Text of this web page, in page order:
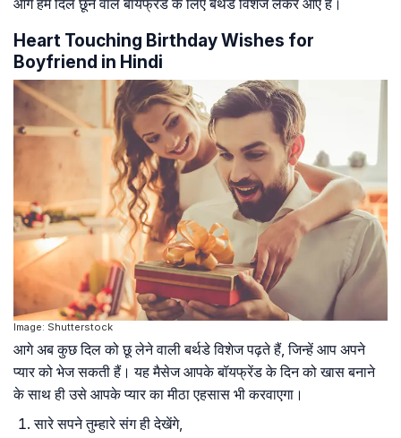
आगे हम दिल छूने वाले बॉयफ्रेंड के लिए बर्थडे विशेज लेकर आए हैं।
Heart Touching Birthday Wishes for
Boyfriend in Hindi
Image: Shutterstock
आगे अब कुछ दिल को छू लेने वाली बर्थडे विशेज पढ़ते हैं, जिन्हें आप अपने
प्यार को भेज सकती हैं। यह मैसेज आपके बॉयफ्रेंड के दिन को खास बनाने
के साथ ही उसे आपके प्यार का मीठा एहसास भी करवाएगा।
सारे सपने तुम्हारे संग ही देखेंगे,